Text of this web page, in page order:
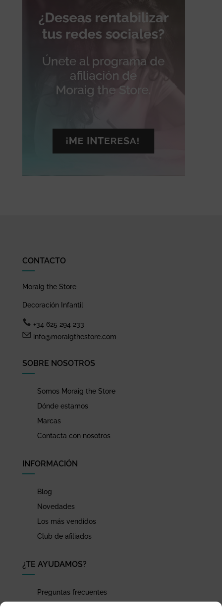
CONTACTO
Moraig the Store
Decoración Infantil
+34 625 294 233
info@moraigthestore.com
SOBRE NOSOTROS
Somos Moraig the Store
Dónde estamos
Marcas
Contacta con nosotros
INFORMACIÓN
Blog
Novedades
Los más vendidos
Club de afiliados
¿TE AYUDAMOS?
Preguntas frecuentes